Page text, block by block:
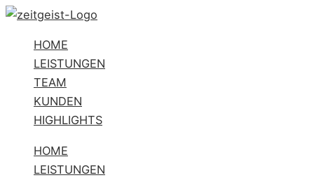
Zum
springen
HOME
LEISTUNGEN
TEAM
KUNDEN
HIGHLIGHTS
HOME
LEISTUNGEN
FlyoutName*
E-
Adresse*
Website